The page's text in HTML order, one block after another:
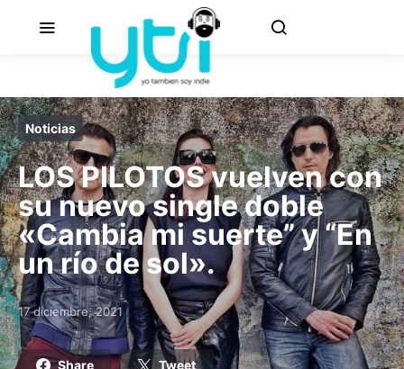
Noticias
LOS PILOTOS vuelven con
su nuevo single doble
«Cambia mi suerte” y “En
un río de sol».
Posted on
17 diciembre, 2021
Share Tweet